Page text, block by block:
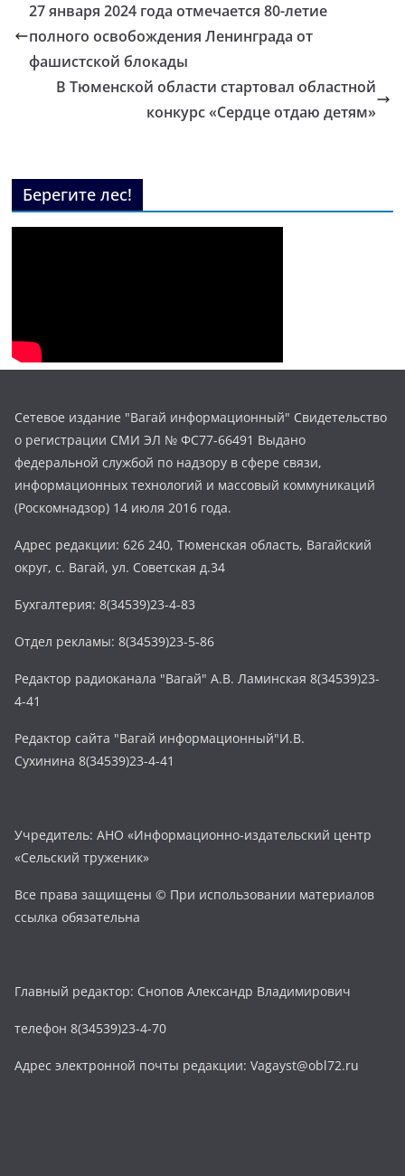
27 января 2024 года отмечается 80-летие
полного освобождения Ленинграда от
фашистской блокады
В Тюменской области стартовал областной
конкурс «Сердце отдаю детям»
Берегите лес!
Сетевое издание "Вагай информационный" Свидетельство
о регистрации СМИ ЭЛ № ФС77-66491 Выдано
федеральной службой по надзору в сфере связи,
информационных технологий и массовый коммуникаций
(Роскомнадзор) 14 июля 2016 года.
Адрес редакции: 626 240, Тюменская область, Вагайский
округ, с. Вагай, ул. Советская д.34
Бухгалтерия: 8(34539)23-4-83
Отдел рекламы: 8(34539)23-5-86
Редактор радиоканала "Вагай" А.В. Ламинская 8(34539)23-
4-41
Редактор сайта "Вагай информационный"И.В.
Сухинина 8(34539)23-4-41
Учредитель: АНО «Информационно-издательский центр
«Сельский труженик»
Все права защищены © При использовании материалов
ссылка обязательна
Главный редактор: Снопов Александр Владимирович
телефон 8(34539)23-4-70
Адрес электронной почты редакции: Vagayst@obl72.ru